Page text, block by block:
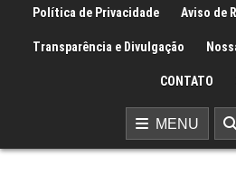
Política de Privacidade Aviso de
Transparência e Divulgação
CONTATO
MENU